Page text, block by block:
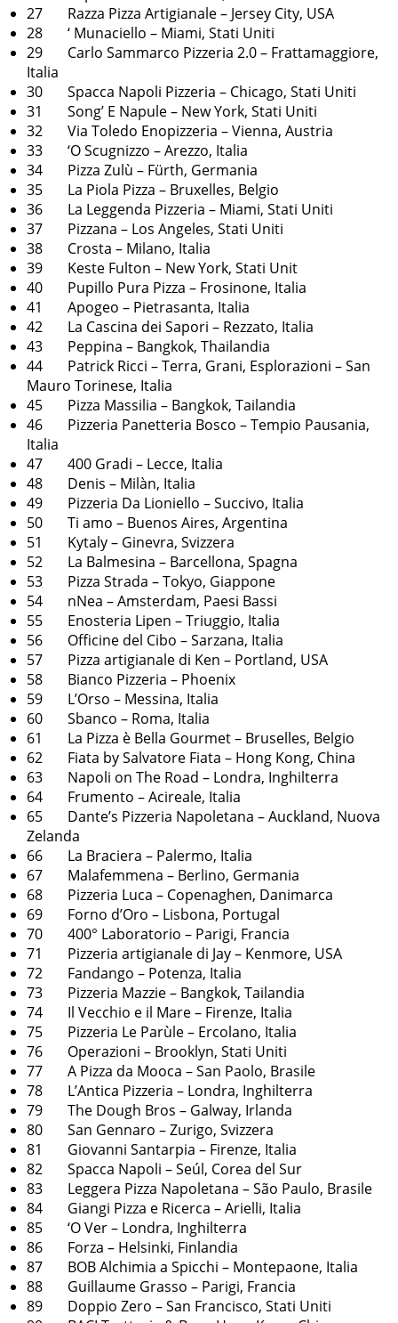
27 Razza Pizza Artigianale – Jersey City, USA
28 ‘ Munaciello – Miami, Stati Uniti
29 Carlo Sammarco Pizzeria 2.0 – Frattamaggiore,
Italia
30 Spacca Napoli Pizzeria – Chicago, Stati Uniti
31 Song’ E Napule – New York, Stati Uniti
32 Via Toledo Enopizzeria – Vienna, Austria
33 ‘O Scugnizzo – Arezzo, Italia
34 Pizza Zulù – Fürth, Germania
35 La Piola Pizza – Bruxelles, Belgio
36 La Leggenda Pizzeria – Miami, Stati Uniti
37 Pizzana – Los Angeles, Stati Uniti
38 Crosta – Milano, Italia
39 Keste Fulton – New York, Stati Unit
40 Pupillo Pura Pizza – Frosinone, Italia
41 Apogeo – Pietrasanta, Italia
42 La Cascina dei Sapori – Rezzato, Italia
43 Peppina – Bangkok, Thailandia
44 Patrick Ricci – Terra, Grani, Esplorazioni – San
Mauro Torinese, Italia
45 Pizza Massilia – Bangkok, Tailandia
46 Pizzeria Panetteria Bosco – Tempio Pausania,
Italia
47 400 Gradi – Lecce, Italia
48 Denis – Milàn, Italia
49 Pizzeria Da Lioniello – Succivo, Italia
50 Ti amo – Buenos Aires, Argentina
51 Kytaly – Ginevra, Svizzera
52 La Balmesina – Barcellona, ​​Spagna
53 Pizza Strada – Tokyo, Giappone
54 nNea – Amsterdam, Paesi Bassi
55 Enosteria Lipen – Triuggio, Italia
56 Officine del Cibo – Sarzana, Italia
57 Pizza artigianale di Ken – Portland, USA
58 Bianco Pizzeria – Phoenix
59 L’Orso – Messina, Italia
60 Sbanco – Roma, Italia
61 La Pizza è Bella Gourmet – Bruselles, Belgio
62 Fiata by Salvatore Fiata – Hong Kong, China
63 Napoli on The Road – Londra, Inghilterra
64 Frumento – Acireale, Italia
65 Dante’s Pizzeria Napoletana – Auckland, Nuova
Zelanda
66 La Braciera – Palermo, Italia
67 Malafemmena – Berlino, Germania
68 Pizzeria Luca – Copenaghen, Danimarca
69 Forno d’Oro – Lisbona, Portugal
70 400° Laboratorio – Parigi, Francia
71 Pizzeria artigianale di Jay – Kenmore, USA
72 Fandango – Potenza, Italia
73 Pizzeria Mazzie – Bangkok, Tailandia
74 Il Vecchio e il Mare – Firenze, Italia
75 Pizzeria Le Parùle – Ercolano, Italia
76 Operazioni – Brooklyn, Stati Uniti
77 A Pizza da Mooca – San Paolo, Brasile
78 L’Antica Pizzeria – Londra, Inghilterra
79 The Dough Bros – Galway, Irlanda
80 San Gennaro – Zurigo, Svizzera
81 Giovanni Santarpia – Firenze, Italia
82 Spacca Napoli – Seúl, Corea del Sur
83 Leggera Pizza Napoletana – São Paulo, Brasile
84 Giangi Pizza e Ricerca – Arielli, Italia
85 ‘O Ver – Londra, Inghilterra
86 Forza – Helsinki, Finlandia
87 BOB Alchimia a Spicchi – Montepaone, Italia
88 Guillaume Grasso – Parigi, Francia
89 Doppio Zero – San Francisco, Stati Uniti